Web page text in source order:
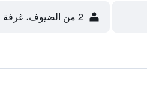
2 من الضيوف، غرفة واحدة